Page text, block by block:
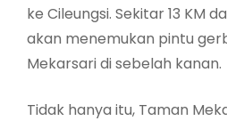
ke Cileungsi. Sekitar 13 KM
akan menemukan pintu
Mekarsari di sebelah kanan.
Tidak hanya itu, Taman